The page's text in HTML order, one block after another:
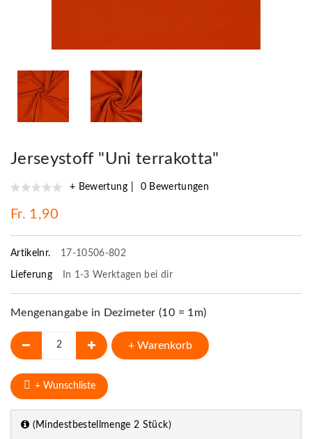
Jerseystoff "Uni terrakotta"
+ Bewertung 0 Bewertungen
Fr. 1,90
Artikelnr. 17-10506-802
Lieferung In 1-3 Werktagen bei dir
Mengenangabe in Dezimeter (10 = 1m)
+ Warenkorb
+ Wunschliste
(Mindestbestellmenge 2 Stück)